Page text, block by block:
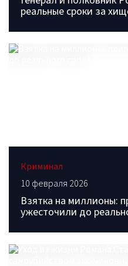
реальные сроки за
Криминал
10 февраля 2026
Взятка на миллионы:
ужесточили до